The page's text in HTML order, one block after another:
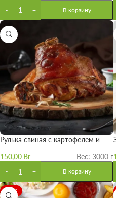
В корзину
Рулька свиная с картофелем и
150,00 Br Вес: 3000 г
В корзину
-13%